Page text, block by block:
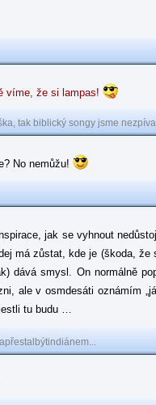
víme, že si lampas!
tak biblický songy jsme
No nemůžu!
jak se vyhnout
má zůstat, kde je (škoda,
dává smysl. On normálně
ale v osmdesáti oznámím
tu budu …